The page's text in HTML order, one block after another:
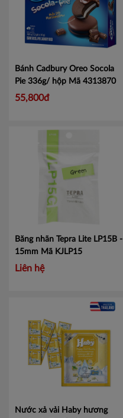
Bánh Cadbury Oreo Socola
Pie 336g/ hộp Mã 4313870
55,800đ
Băng nhãn Tepra Lite LP15B -
15mm Mã KJLP15
Liên hệ
Nước xả vải Haby hương